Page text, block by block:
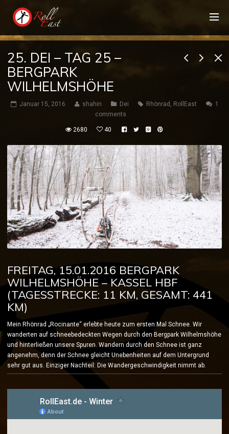
25. DEI – TAG 25 –
BERGPARK
WILHELMSHÖHE
Januar 15, 2016 shahin Dei Rhönrad , RollEast
1
comments
2680 40
FREITAG, 15.01.2016 BERGPARK
WILHELMSHÖHE – KASSEL HBF
(TAGESSTRECKE: 11 KM, GESAMT: 441
KM)
Mein Rhönrad „Rocinante“ erlebte heute zum ersten Mal Schnee. Wir
wanderten auf schneebedeckten Wegen durch den Bergpark Wilhelmshöhe
und hinterließen unsere Spuren. Wandern durch den Schnee ist ganz
angenehm, denn der Schnee gleicht Unebenheiten auf dem Untergrund
sehr gut aus. Einziger Nachteil: Die Wandergeschwindigkeit nimmt ab.